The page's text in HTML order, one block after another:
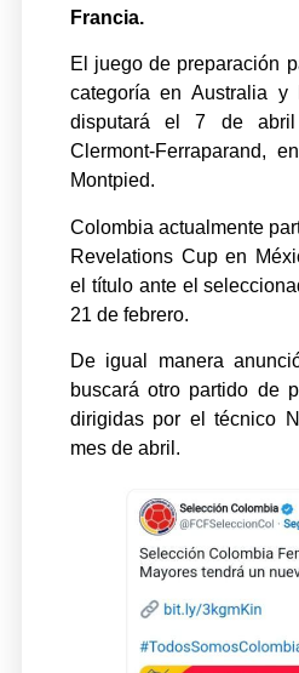
Francia.
El juego de preparación
categoría en Australia y
disputará el 7 de
Clermont-Ferraparand,
Montpied.
Colombia actualmente
Revelations Cup en
el título ante el
21 de febrero.
De igual manera
buscará otro partido de
dirigidas por el técnico
mes de abril.